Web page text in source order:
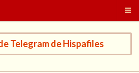
Telegram de Hispafiles